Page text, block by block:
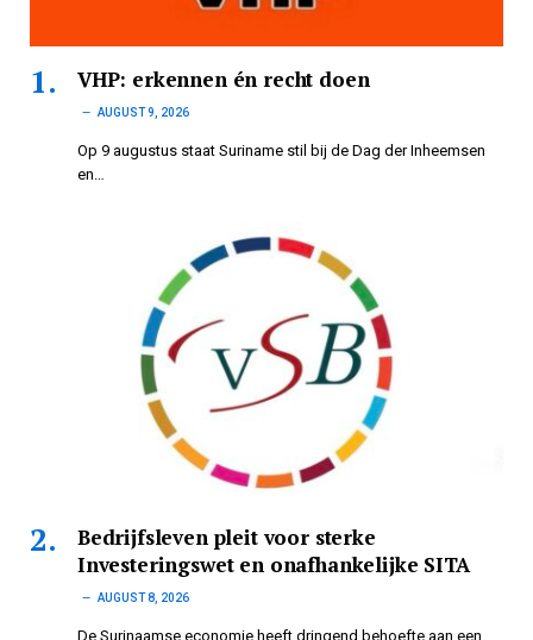
VHP: erkennen én recht doen
AUGUST 9, 2026
Op 9 augustus staat Suriname stil bij de Dag der Inheemsen
en…
Bedrijfsleven pleit voor sterke
Investeringswet en onafhankelijke SITA
AUGUST 8, 2026
De Surinaamse economie heeft dringend behoefte aan een